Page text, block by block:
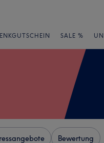
SALE %
Bewertung